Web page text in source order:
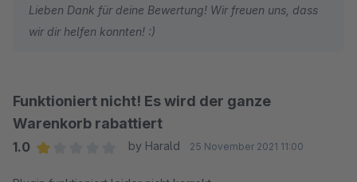
Lieben Dank für deine Bewertung! Wir freuen uns, dass
wir dir helfen konnten! :)
Funktioniert nicht! Es wird der ganze
Warenkorb rabattiert
1.0
by Harald 25 November 2021 11:00